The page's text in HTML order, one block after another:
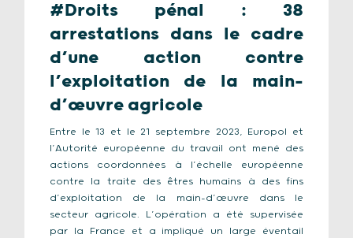
#Droits pénal : 38
arrestations dans le cadre
d’une action contre
l’exploitation de la main-
d’œuvre agricole
Entre le 13 et le 21 septembre 2023, Europol et
l’Autorité européenne du travail ont mené des
actions coordonnées à l’échelle européenne
contre la traite des êtres humains à des fins
d’exploitation de la main-d’œuvre dans le
secteur agricole. L’opération a été supervisée
par la France et a impliqué un large éventail